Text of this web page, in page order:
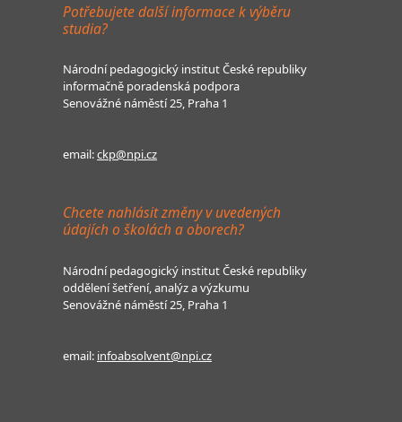
Potřebujete další informace k výběru
studia?
Národní pedagogický institut České republiky
informačně poradenská podpora
Senovážné náměstí 25, Praha 1
email:ckp@npi.cz
Chcete nahlásit změny v uvedených
údajích o školách a oborech?
Národní pedagogický institut České republiky
oddělení šetření, analýz a výzkumu
Senovážné náměstí 25, Praha 1
email: infoabsolvent@npi.cz